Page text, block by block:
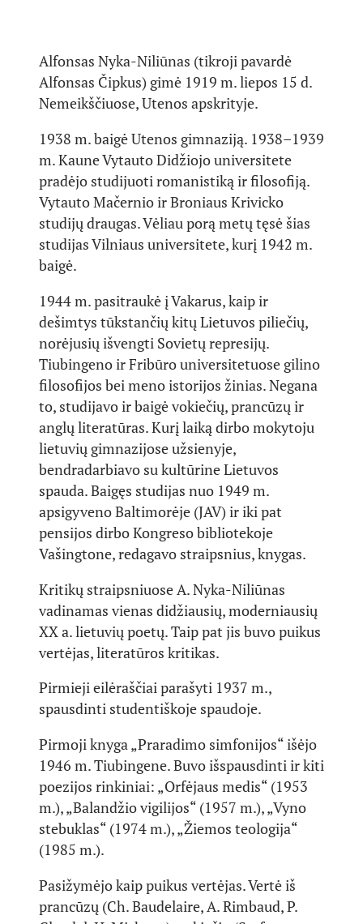
Alfonsas Nyka-Niliūnas (tikroji pavardė
Alfonsas Čipkus) gimė 1919 m. liepos 15 d.
Nemeikščiuose, Utenos apskrityje.
1938 m. baigė Utenos gimnaziją. 1938–1939
m. Kaune Vytauto Didžiojo universitete
pradėjo studijuoti romanistiką ir filosofiją.
Vytauto Mačernio ir Broniaus Krivicko
studijų draugas. Vėliau porą metų tęsė šias
studijas Vilniaus universitete, kurį 1942 m.
baigė.
1944 m. pasitraukė į Vakarus, kaip ir
dešimtys tūkstančių kitų Lietuvos piliečių,
norėjusių išvengti Sovietų represijų.
Tiubingeno ir Fribūro universitetuose gilino
filosofijos bei meno istorijos žinias. Negana
to, studijavo ir baigė vokiečių, prancūzų ir
anglų literatūras. Kurį laiką dirbo mokytoju
lietuvių gimnazijose užsienyje,
bendradarbiavo su kultūrine Lietuvos
spauda. Baigęs studijas nuo 1949 m.
apsigyveno Baltimorėje (JAV) ir iki pat
pensijos dirbo Kongreso bibliotekoje
Vašingtone, redagavo straipsnius, knygas.
Kritikų straipsniuose A. Nyka-Niliūnas
vadinamas vienas didžiausių, moderniausių
XX a. lietuvių poetų. Taip pat jis buvo puikus
vertėjas, literatūros kritikas.
Pirmieji eilėraščiai parašyti 1937 m.,
spausdinti studentiškoje spaudoje.
Pirmoji knyga „Praradimo simfonijos“ išėjo
1946 m. Tiubingene. Buvo išspausdinti ir kiti
poezijos rinkiniai: „Orfėjaus medis“ (1953
m.), „Balandžio vigilijos“ (1957 m.), „Vyno
stebuklas“ (1974 m.), „Žiemos teologija“
(1985 m.).
Pasižymėjo kaip puikus vertėjas. Vertė iš
prancūzų (Ch. Baudelaire, A. Rimbaud, P.